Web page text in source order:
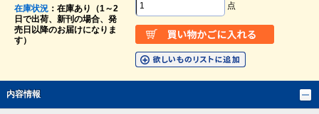
在庫状況：在庫あり（1～2
日で出荷、新刊の場合、発
売日以降のお届けになりま
す）
点
内容情報